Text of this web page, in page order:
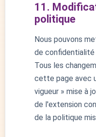
11.
politique
Nous pouvons
de
Tous les
cette page avec
vigueur » mise à
de l'extension
de la politique